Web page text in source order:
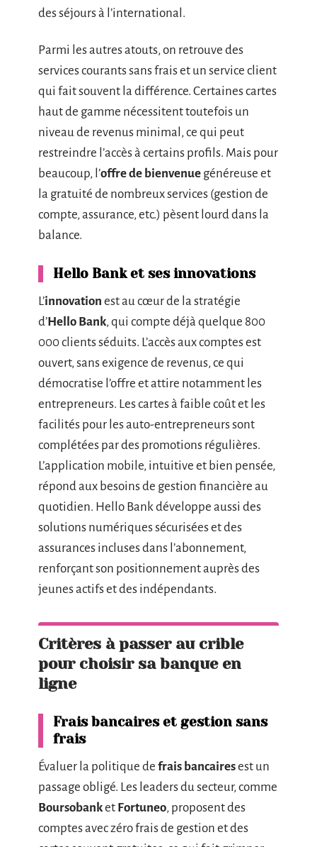
des séjours à l’international.
Parmi les autres atouts, on retrouve des
services courants sans frais et un service client
qui fait souvent la différence. Certaines cartes
haut de gamme nécessitent toutefois un
niveau de revenus minimal, ce qui peut
restreindre l’accès à certains profils. Mais pour
beaucoup, l’offre de bienvenue généreuse et
la gratuité de nombreux services (gestion de
compte, assurance, etc.) pèsent lourd dans la
balance.
Hello Bank et ses innovations
L’innovation est au cœur de la stratégie
d’Hello Bank, qui compte déjà quelque 800
000 clients séduits. L’accès aux comptes est
ouvert, sans exigence de revenus, ce qui
démocratise l’offre et attire notamment les
entrepreneurs. Les cartes à faible coût et les
facilités pour les auto-entrepreneurs sont
complétées par des promotions régulières.
L’application mobile, intuitive et bien pensée,
répond aux besoins de gestion financière au
quotidien. Hello Bank développe aussi des
solutions numériques sécurisées et des
assurances incluses dans l’abonnement,
renforçant son positionnement auprès des
jeunes actifs et des indépendants.
Critères à passer au crible
pour choisir sa banque en
ligne
Frais bancaires et gestion sans
frais
Évaluer la politique de frais bancairesest un
passage obligé. Les leaders du secteur, comme
Boursobanket Fortuneo, proposent des
comptes avec zéro frais de gestion et des